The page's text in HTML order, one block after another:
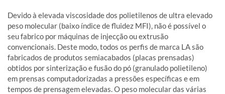
Devido à elevada viscosidade dos polietilenos de ultra elevado
peso molecular (baixo índice de fluidez MFI), não é possível o
seu fabrico por máquinas de injecção ou extrusão
convencionais. Deste modo, todos os perfis de marca LA são
fabricados de produtos semiacabados (placas prensadas)
obtidos por sinterização e fusão do pó (granulado polietileno)
em prensas computadorizadas a pressões específicas e em
tempos de prensagem elevadas. O peso molecular das várias